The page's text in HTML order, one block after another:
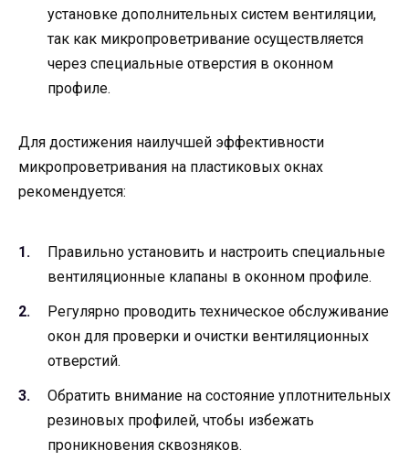
установке дополнительных систем вентиляции,
так как микропроветривание осуществляется
через специальные отверстия в оконном
профиле.
Для достижения наилучшей эффективности
микропроветривания на пластиковых окнах
рекомендуется:
Правильно установить и настроить специальные
вентиляционные клапаны в оконном профиле.
Регулярно проводить техническое обслуживание
окон для проверки и очистки вентиляционных
отверстий.
Обратить внимание на состояние уплотнительных
резиновых профилей, чтобы избежать
проникновения сквозняков.